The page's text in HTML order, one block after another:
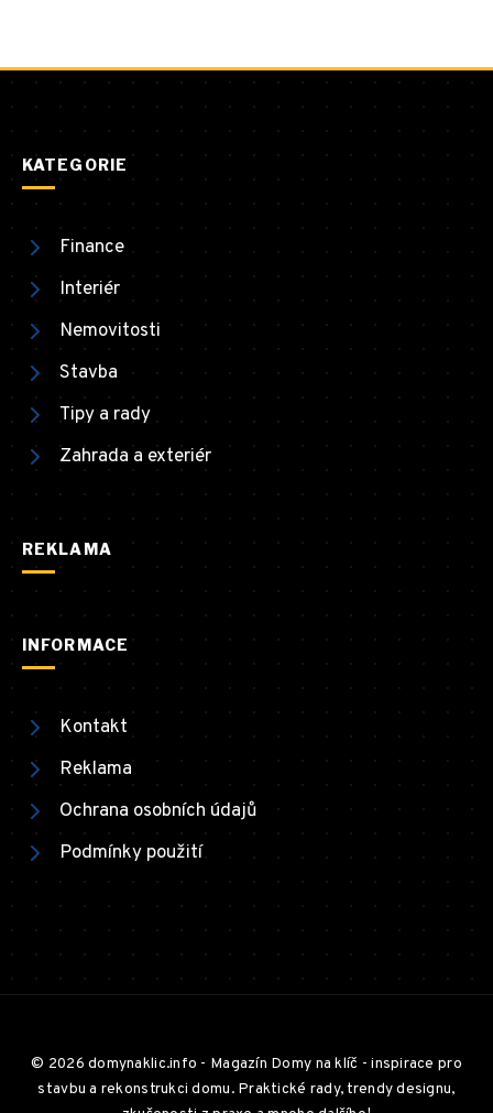
KATEGORIE
Finance
Interiér
Nemovitosti
Stavba
Tipy a rady
Zahrada a exteriér
REKLAMA
INFORMACE
Kontakt
Reklama
Ochrana osobních údajů
Podmínky použití
© 2026 domynaklic.info - Magazín Domy na klíč - inspirace pro
stavbu a rekonstrukci domu. Praktické rady, trendy designu,